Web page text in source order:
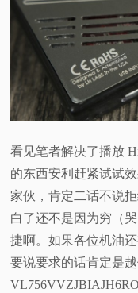
看见笔者解决了播放
的东西安利赶紧试试
家伙，肯定二话不说
白了还不是因为穷（
捷啊。如果各位机油
要说要求的话肯定是
VL756VVZJBIAJH6RO